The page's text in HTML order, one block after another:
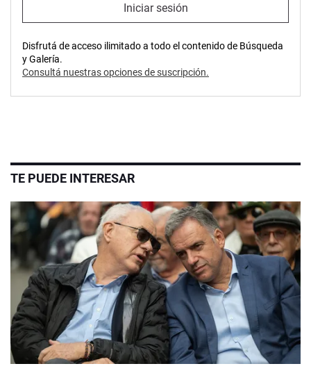
Iniciar sesión
Disfrutá de acceso ilimitado a todo el contenido de Búsqueda
y Galería.
Consultá nuestras opciones de suscripción.
TE PUEDE INTERESAR